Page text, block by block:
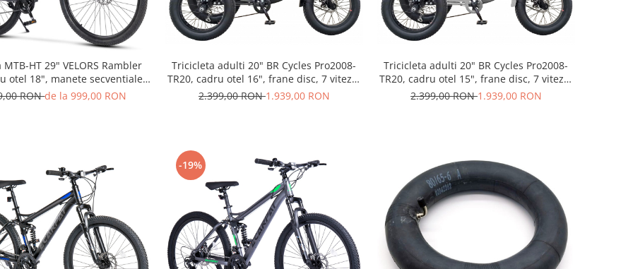
HT 29" VELORS Rambler
otel 18", manete secventiale,
disc, 21 viteze, gri/negru
RONde la 999,00 RON
Tricicleta adulti 20" BR Cycles Pro2008-
TR20, cadru otel 16", frane disc, 7 viteze,
negru
2.399,00 RON1.939,00 RON
Tricicleta adulti 20" BR Cycles Pro2008-
TR20, cadru otel 15", frane disc, 7 viteze,
gri
2.399,00 RON1.939,00 RON
-19%